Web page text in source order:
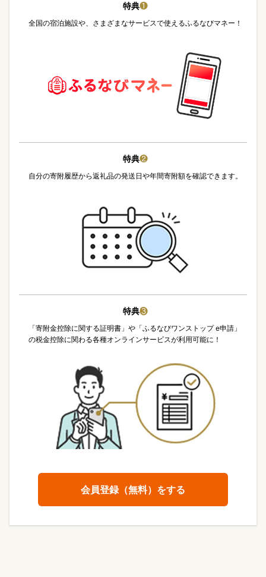
特典❶
全国の宿泊施設や、さまざまなサービスで使えるふるなびマネー！
特典❷
自分の寄附履歴から返礼品の発送日や年間寄附額を確認できます。
特典❸
「寄附金控除に関する証明書」や「ふるなびワンストップ e申請」
の税金控除に関わる各種オンラインサービスが利用可能に！
会員登録（無料）をする